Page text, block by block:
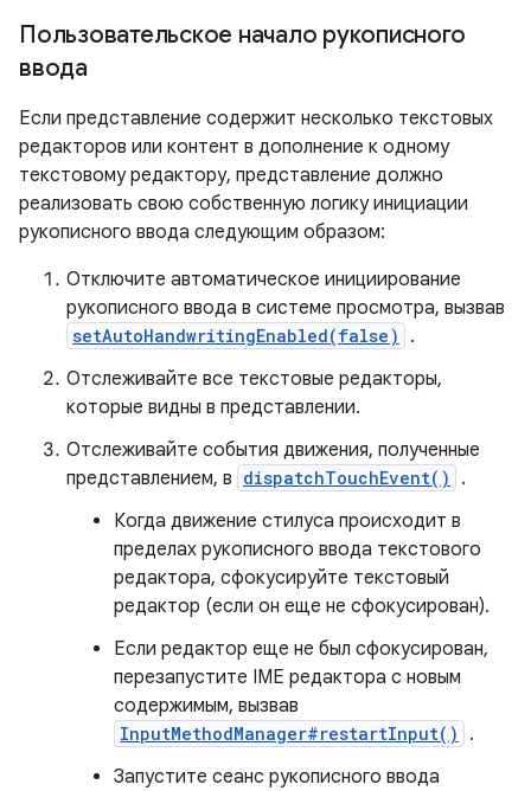
Пользовательское начало рукописного
ввода
Если представление содержит несколько текстовых
редакторов или контент в дополнение к одному
текстовому редактору, представление должно
реализовать свою собственную логику инициации
рукописного ввода следующим образом:
Отключите автоматическое инициирование
рукописного ввода в системе просмотра, вызвав
setAutoHandwritingEnabled(false)
.
Отслеживайте все текстовые редакторы,
которые видны в представлении.
Отслеживайте события движения, полученные
представлением, в dispatchTouchEvent()
.
Когда движение стилуса происходит в
пределах рукописного ввода текстового
редактора, сфокусируйте текстовый
редактор (если он еще не сфокусирован).
Если редактор еще не был сфокусирован,
перезапустите IME редактора с новым
содержимым, вызвав
InputMethodManager#restartInput()
.
Запустите сеанс рукописного ввода